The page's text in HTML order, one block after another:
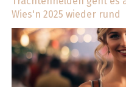
Wies'n 2025 wieder rund